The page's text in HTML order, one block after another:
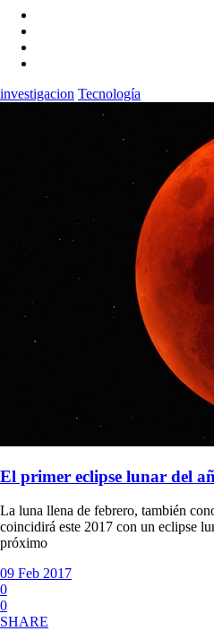
investigacion Tecnología
El primer eclipse lunar del
La luna llena de febrero, también
coincidirá este 2017 con un eclipse
próximo
09 Feb 2017
0
0
SHARE